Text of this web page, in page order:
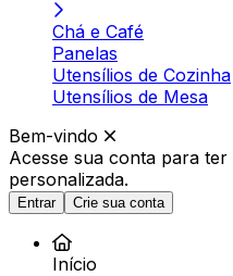
Chá e Café
Panelas
Utensílios de Cozinha
Utensílios de Mesa
Bem-vindo
Acesse sua conta para ter
personalizada.
Entrar Crie sua conta
Início